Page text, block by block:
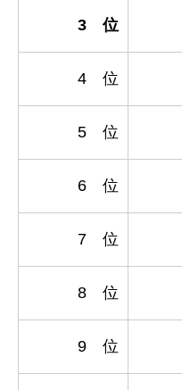
3 位
4 位
5 位
6 位
7 位
8 位
9 位